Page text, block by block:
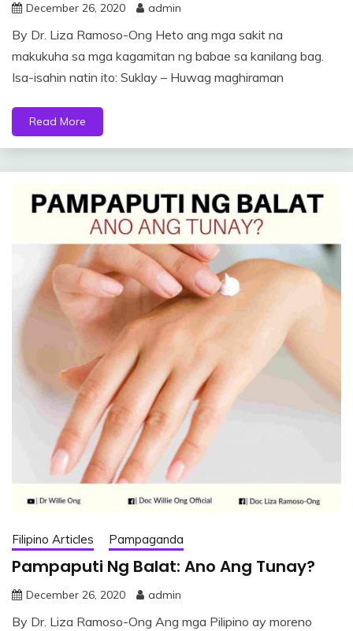
December 26, 2020 admin
By Dr. Liza Ramoso-Ong Heto ang mga sakit na
makukuha sa mga kagamitan ng babae sa kanilang bag.
Isa-isahin natin ito: Suklay – Huwag maghiraman
Read More
Filipino Articles Pampaganda
Pampaputi Ng Balat: Ano Ang Tunay?
December 26, 2020 admin
By Dr. Liza Ramoso-Ong Ang mga Pilipino ay moreno